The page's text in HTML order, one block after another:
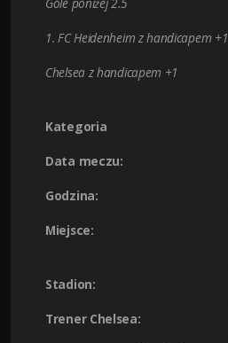
1. FC Heidenheim z handicapem +1
Chelsea z handicapem +1
Kategoria
Data meczu:
Godzina:
Miejsce:
Stadion:
Trener Chelsea: